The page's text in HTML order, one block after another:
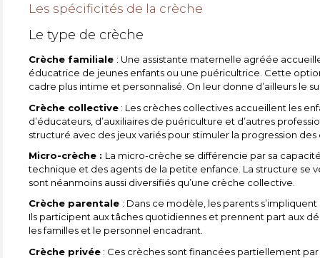
Les spécificités de la crèche
Le type de crèche
Crèche familiale : Une assistante maternelle agréée
éducatrice de jeunes enfants ou une puéricultrice. Cette
cadre plus intime et personnalisé. On leur donne d’ailleurs le
Crèche collective : Les crèches collectives accueillent les
d’éducateurs, d’auxiliaires de puériculture et d’autres
structuré avec des jeux variés pour stimuler la progression des
Micro-crèche : La micro-crèche se différencie par sa
technique et des agents de la petite enfance. La structure se
sont néanmoins aussi diversifiés qu’une crèche collective.
Crèche parentale : Dans ce modèle, les parents
Ils participent aux tâches quotidiennes et prennent part aux
les familles et le personnel encadrant.
Crèche privée : Ces crèches sont financées partiellement